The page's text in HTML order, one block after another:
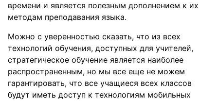
времени и является полезным дополнением к их
методам преподавания языка.
Можно с уверенностью сказать, что из всех
технологий обучения, доступных для учителей,
стратегическое обучение является наиболее
распространенным, но мы все еще не можем
гарантировать, что все учащиеся всех классов
будут иметь доступ к технологиям мобильных